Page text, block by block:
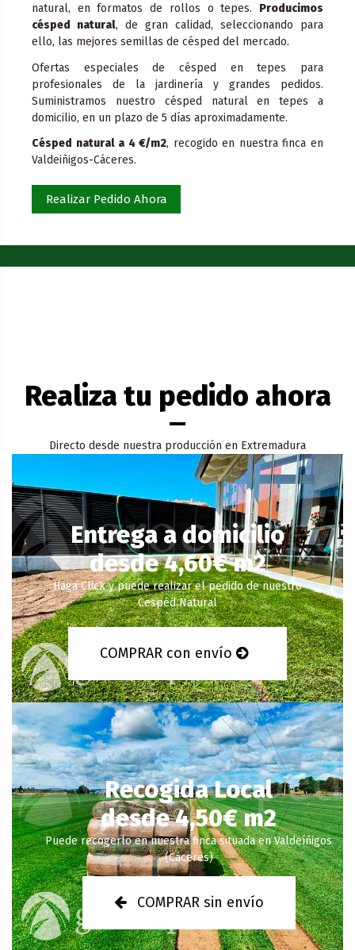
natural, en formatos de rollos o tepes. Producimos
césped natural, de gran calidad, seleccionando para
ello, las mejores semillas de césped del mercado.
Ofertas especiales de césped en tepes para
profesionales de la jardinería y grandes pedidos.
Suministramos nuestro césped natural en tepes a
domicilio, en un plazo de 5 días aproximadamente.
Césped natural a 4 €/m2, recogido en nuestra finca en
Valdeiñigos-Cáceres.
Realizar Pedido Ahora
Realiza tu pedido ahora
Directo desde nuestra producción en Extremadura
Entrega a domicilio
desde 4,60€ m2
Haga Click y puede realizar el pedido de nuestro
Cespéd Natural
COMPRAR con envío
Recogida Local
desde 4,50€ m2
Puede recogerlo en nuestra finca situada en Valdeíñigos
(Cáceres)
COMPRAR sin envío